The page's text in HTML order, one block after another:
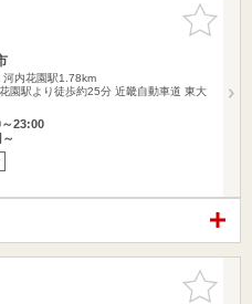
お気に入
りに追加
河内花園駅1.78km
園駅より徒歩約25分 近畿自動車道 東大
23:00
お気に入
りに追加